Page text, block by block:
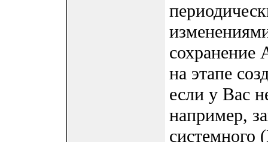
сохранение
на этапе
если у Вас
например,
системного